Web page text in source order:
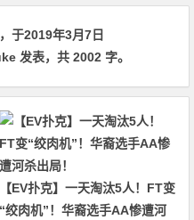
于2019年3月7日
发表，共 2002 字。
【EV扑克】一天淘汰5人！FT变
“绞肉机”！华裔选手AA惨遭河